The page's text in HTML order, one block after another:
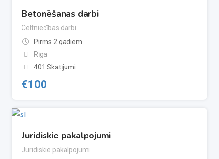
Betonēšanas darbi
Celtniecības darbi
Pirms 2 gadiem
Rīga
401 Skatījumi
€100
Juridiskie pakalpojumi
Juridiskie pakalpojumi